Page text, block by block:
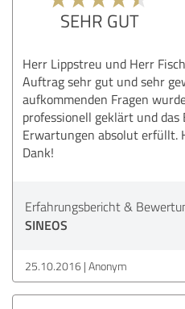
SEHR GUT
Herr Lippstreu und Herr
Auftrag sehr gut und sehr
aufkommenden Fragen
professionell geklärt und
Erwartungen absolut erfüllt.
Dank!
Erfahrungsbericht &
SINEOS
25.10.2016 Anonym